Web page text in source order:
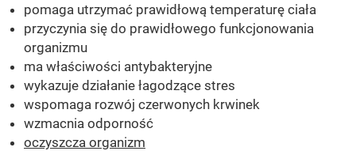
pomaga utrzymać prawidłową temperaturę ciała
przyczynia się do prawidłowego funkcjonowania
organizmu
ma właściwości antybakteryjne
wykazuje działanie łagodzące stres
wspomaga rozwój czerwonych krwinek
wzmacnia odporność
oczyszcza organizm